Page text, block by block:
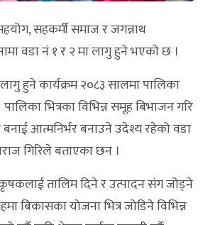
सहकर्मी समाज र जगन्नाथ
वडा नं १ र २ मा लागु हुने भएको छ ।
हुने कार्यक्रम २०८३ सालमा पालिका
भित्रका विभिन्न समूह बिभाजन गरि
आत्मनिर्भर बनाउने उदेश्य रहेको वडा
गिरिले बताएका छन ।
तालिम दिने र उत्पादन संग जोड्ने
बिकासका योजना भित्र जोडिने विभिन्न